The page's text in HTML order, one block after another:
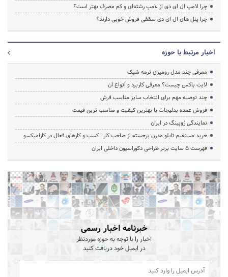
چرا لامپ ال ای دی از لامپ رشته‌ای و کم مصرف بهتر است؟
چرا پنل های ال ای دی سقفی فروش خوبی دارند؟
اخبار مرتبط با حوزه
معرفی چند مدل رومیزی ترمه شیک
لایت باکس چیست؟ معرفی کاربرد و انواع آن
چند توصیه مهم برای انتخاب سایز مناسب فرش
فروش عمده بدلیجات با بهترین کیفیت و مناسب ترین قیمت
نمایندگی ژوپینگ در ایران
خرید مستقیم تابلو مدرن برجسته از صاحب کار | کسب و کارهای فعال در کارامیکسو
فهرست 5 سایت برتر طراحی دکوراسیون داخلی ایران
خبرنامه اخبار رسمی
اخبار را با توجه به حوزه موردنظر
در ایمیل خود دریافت کنید